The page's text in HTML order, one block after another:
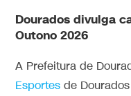
Dourados divulga
Outono 2026
A Prefeitura de
Esportes de